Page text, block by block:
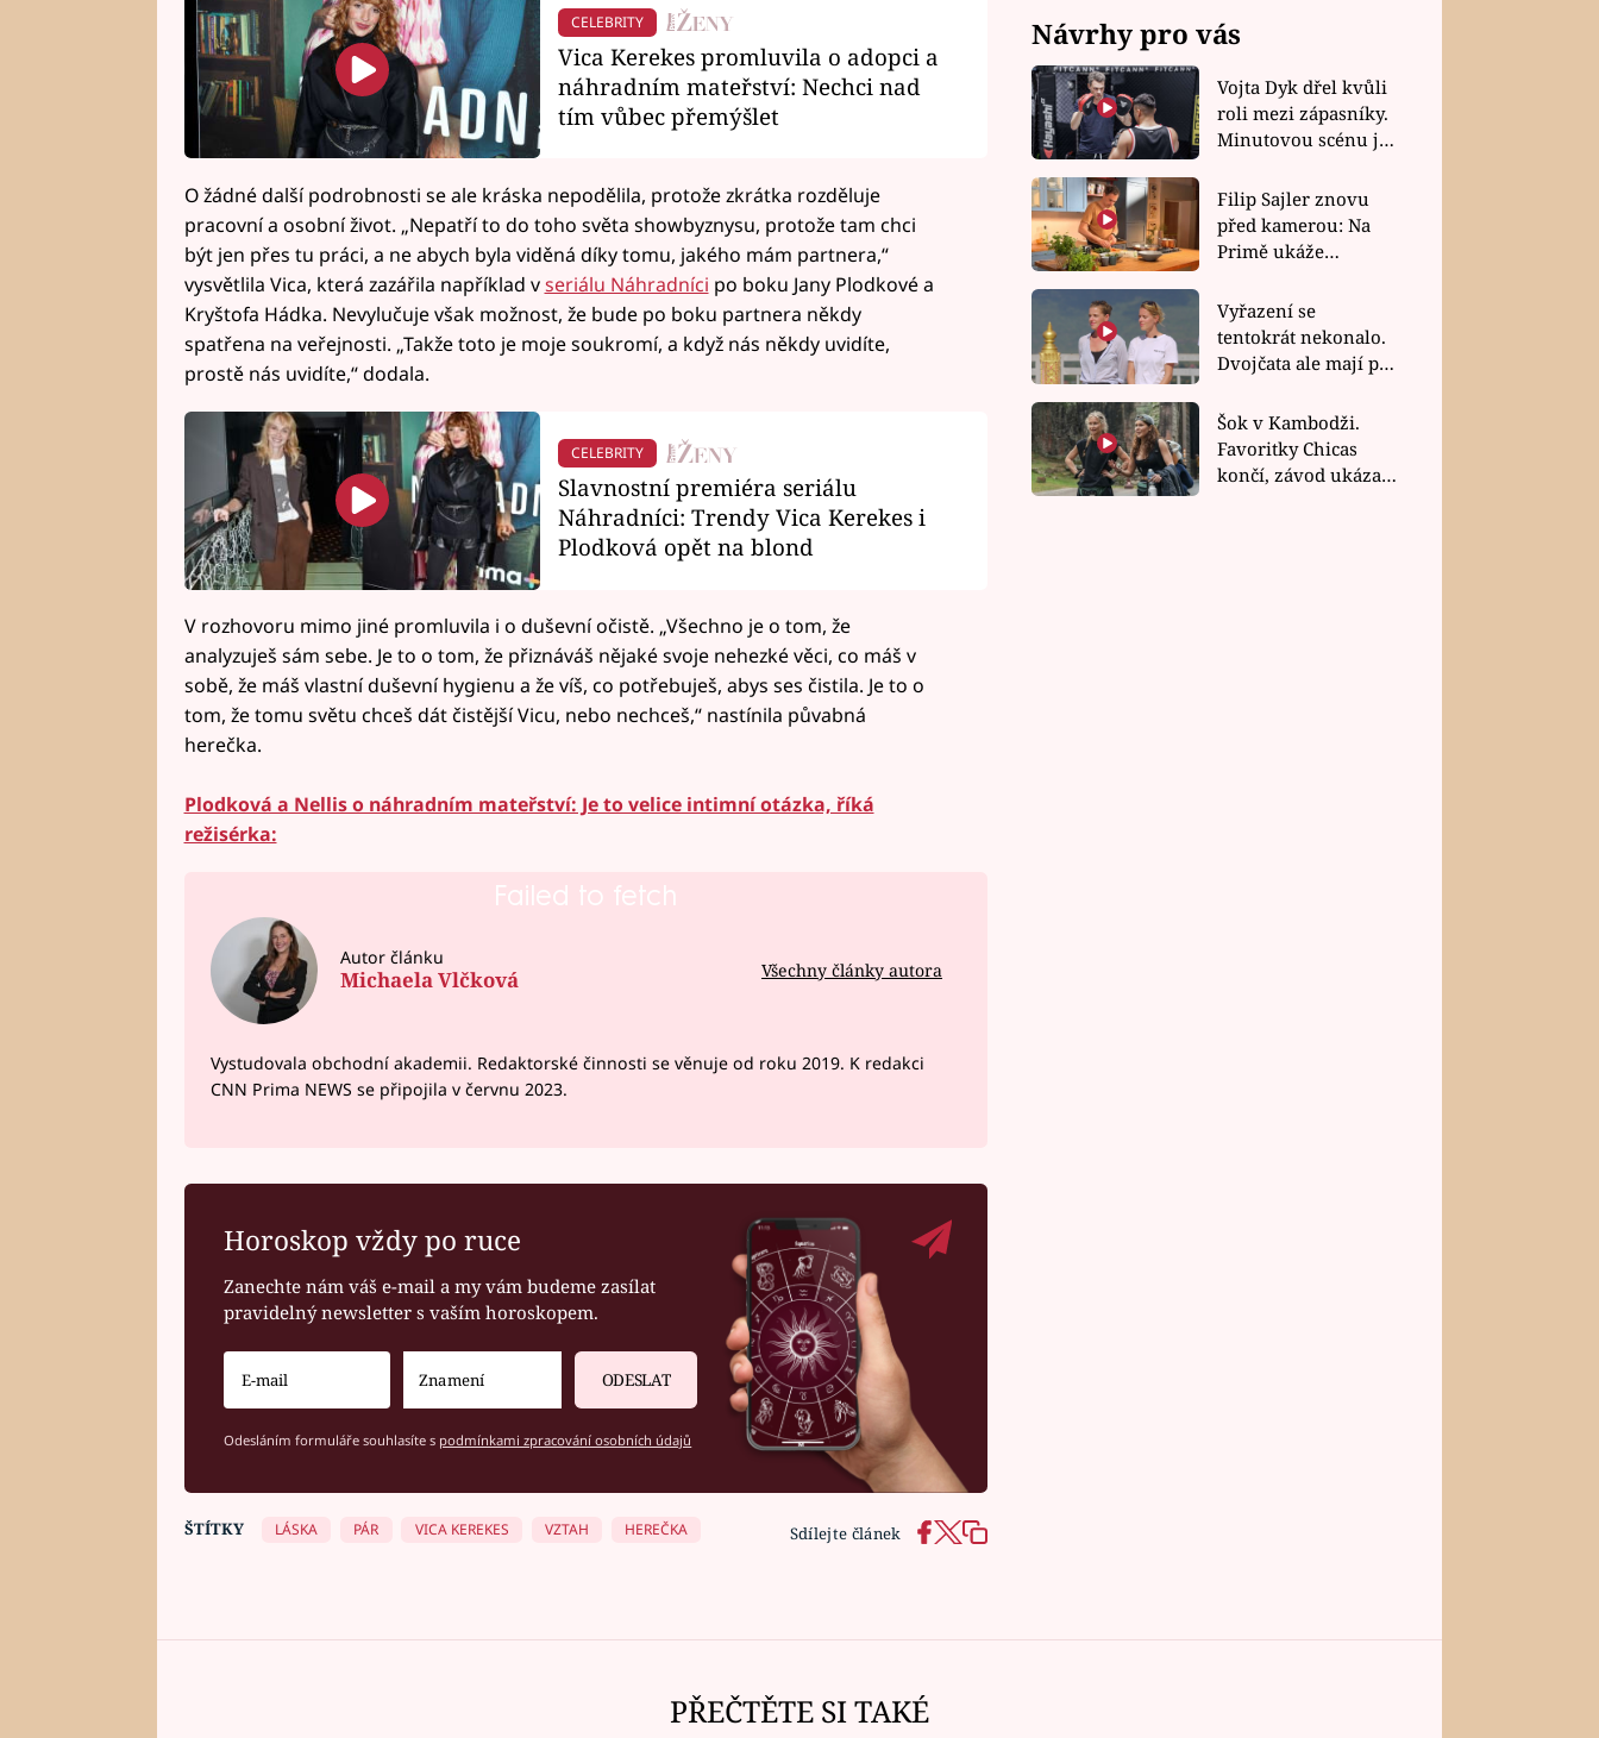
CELEBRITY
Vica Kerekes promluvila o adopci a
náhradním mateřství: Nechci nad
tím vůbec přemýšlet
O žádné další podrobnosti se ale kráska nepodělila, protože zkrátka rozděluje
pracovní a osobní život. „Nepatří to do toho světa showbyznysu, protože tam chci
být jen přes tu práci, a ne abych byla viděná díky tomu, jakého mám partnera,“
vysvětlila Vica, která zazářila například vseriálu Náhradníci po boku Jany Plodkové a
Kryštofa Hádka. Nevylučuje však možnost, že bude po boku partnera někdy
spatřena na veřejnosti. „Takže toto je moje soukromí, a když nás někdy uvidíte,
prostě nás uvidíte,“ dodala.
CELEBRITY
Slavnostní premiéra seriálu
Náhradníci: Trendy Vica Kerekes i
Plodková opět na blond
V rozhovoru mimo jiné promluvila i o duševní očistě. „Všechno je o tom, že
analyzuješ sám sebe. Je to o tom, že přiznáváš nějaké svoje nehezké věci, co máš v
sobě, že máš vlastní duševní hygienu a že víš, co potřebuješ, abys ses čistila. Je to o
tom, že tomu světu chceš dát čistější Vicu, nebo nechceš,“ nastínila půvabná
herečka.
Plodková a Nellis o náhradním mateřství: Je to velice intimní otázka, říká
režisérka:
Failed to fetch
Autor článku
Michaela Vlčková Všechny články autora
Vystudovala obchodní akademii. Redaktorské činnosti se věnuje od roku 2019. K redakci
CNN Prima NEWS se připojila v červnu 2023.
Horoskop vždy po ruce
Zanechte nám váš e-mail a my vám budeme zasílat
pravidelný newsletter s vaším horoskopem.
ODESLAT
Odesláním formuláře souhlasíte s podmínkami zpracování osobních údajů
Sdílejte článek
ŠTÍTKY LÁSKA PÁR VICA KEREKES VZTAH HEREČKA
Návrhy pro vás
Vojta Dyk dřel kvůli
roli mezi zápasníky.
Minutovou scénu jel
Filip Sajler znovu
před kamerou: Na
Primě ukáže
rychlé recepty
Vyřazení se
tentokrát nekonalo.
Dvojčata ale mají po
závodu nůž na krku
Šok v Kambodži.
Favoritky Chicas
končí, závod ukázal
PŘEČTĚTE SI TAKÉ